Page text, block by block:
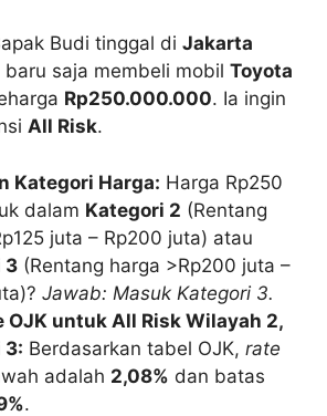
Budi tinggal di Jakarta
baru saja membeli mobil Toyota
Rp250.000.000. Ia ingin
All Risk.
Kategori Harga: Harga Rp250
dalam Kategori 2 (Rentang
juta – Rp200 juta) atau
3 (Rentang harga >Rp200 juta –
Jawab: Masuk Kategori 3.
OJK untuk All Risk Wilayah 2,
3: Berdasarkan tabel OJK, rate
adalah 2,08% dan batas
.